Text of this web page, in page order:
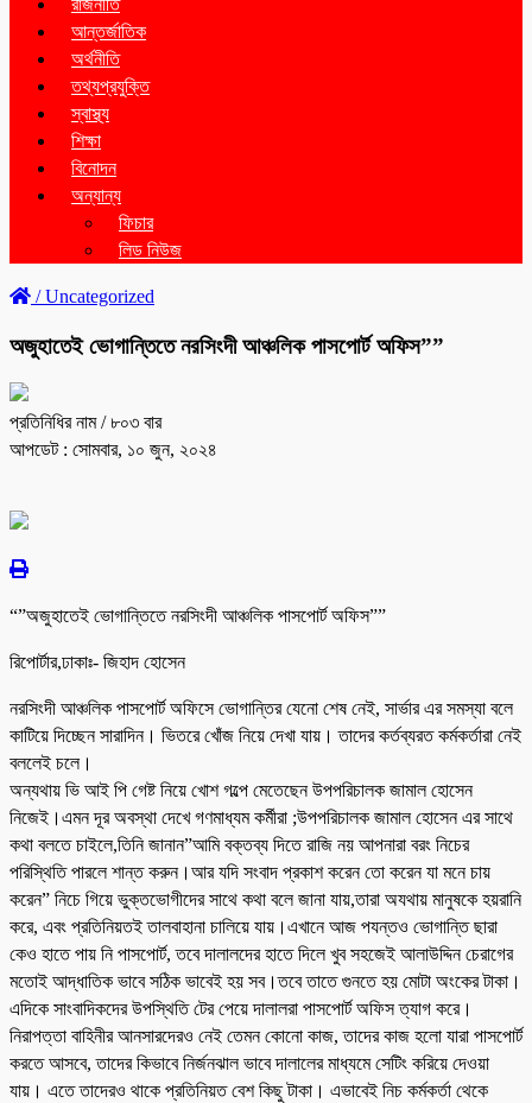
রাজনীতি
আন্তর্জাতিক
অর্থনীতি
তথ্যপ্রযুক্তি
স্বাস্থ্য
শিক্ষা
বিনোদন
অন্যান্য
ফিচার
লিড নিউজ
/Uncategorized
অজুহাতেই ভোগান্তিতে নরসিংদী আঞ্চলিক পাসপোর্ট অফিস””
প্রতিনিধির নাম/ ৮০৩ বার
আপডেট : সোমবার, ১০ জুন, ২০২৪
“”অজুহাতেই ভোগান্তিতে নরসিংদী আঞ্চলিক পাসপোর্ট অফিস””
রিপোর্টার,ঢাকাঃ- জিহাদ হোসেন
নরসিংদী আঞ্চলিক পাসপোর্ট অফিসে ভোগান্তির যেনো শেষ নেই, সার্ভার এর সমস্যা বলে
কাটিয়ে দিচ্ছেন সারাদিন। ভিতরে খোঁজ নিয়ে দেখা যায়। তাদের কর্তব্যরত কর্মকর্তারা নেই
বললেই চলে।
অন্যথায় ভি আই পি গেষ্ট নিয়ে খোশ গল্পে মেতেছেন উপপরিচালক জামাল হোসেন
নিজেই।এমন দূর অবস্থা দেখে গণমাধ্যম কর্মীরা ;উপপরিচালক জামাল হোসেন এর সাথে
কথা বলতে চাইলে,তিনি জানান”আমি বক্তব্য দিতে রাজি নয় আপনারা বরং নিচের
পরিস্থিতি পারলে শান্ত করুন।আর যদি সংবাদ প্রকাশ করেন তো করেন যা মনে চায়
করেন” নিচে গিয়ে ভুক্তভোগীদের সাথে কথা বলে জানা যায়,তারা অযথায় মানুষকে হয়রানি
করে, এবং প্রতিনিয়তই তালবাহানা চালিয়ে যায়।এখানে আজ পযন্তও ভোগান্তি ছারা
কেও হাতে পায় নি পাসপোর্ট, তবে দালালদের হাতে দিলে খুব সহজেই আলাউদ্দিন চেরাগের
মতোই আদ্ধাতিক ভাবে সঠিক ভাবেই হয় সব।তবে তাতে গুনতে হয় মোটা অংকের টাকা।
এদিকে সাংবাদিকদের উপস্থিতি টের পেয়ে দালালরা পাসপোর্ট অফিস ত্যাগ করে।
নিরাপত্তা বাহিনীর আনসারদেরও নেই তেমন কোনো কাজ, তাদের কাজ হলো যারা পাসপোর্ট
করতে আসবে, তাদের কিভাবে নির্জনঝাল ভাবে দালালের মাধ্যমে সেটিং করিয়ে দেওয়া
যায়। এতে তাদেরও থাকে প্রতিনিয়ত বেশ কিছু টাকা। এভাবেই নিচ কর্মকর্তা থেকে